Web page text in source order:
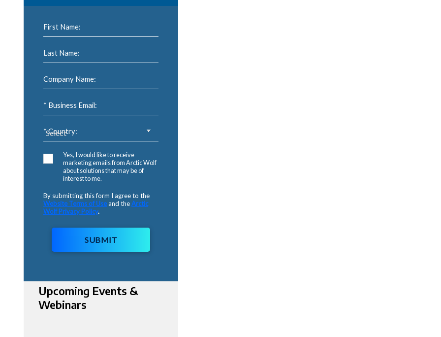
First Name:
Last Name:
Company Name:
* Business Email:
* Country:
Yes, I would like to receive
marketing emails from Arctic Wolf
about solutions that may be of
interest to me.
By submitting this form I agree to the
Website Terms of Useand theArctic
Wolf Privacy Policy.
SUBMIT
Upcoming Events &
Webinars